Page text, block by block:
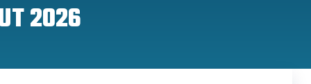
2026